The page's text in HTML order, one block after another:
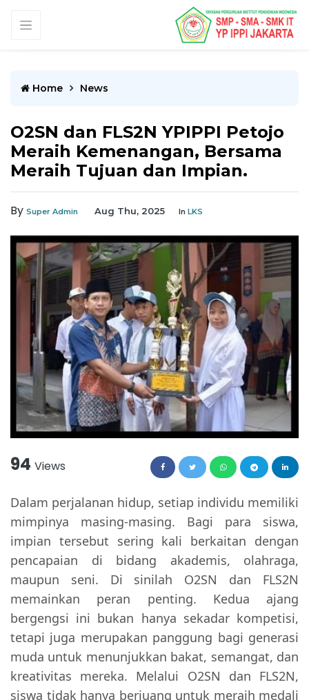
Home News
O2SN dan FLS2N YPIPPI Petojo
Meraih Kemenangan, Bersama
Meraih Tujuan dan Impian.
By Super Admin Aug Thu, 2025 In LKS
94 Views
Dalam perjalanan hidup, setiap individu memiliki
mimpinya masing-masing. Bagi para siswa,
impian tersebut sering kali berkaitan dengan
pencapaian di bidang akademis, olahraga,
maupun seni. Di sinilah O2SN dan FLS2N
memainkan peran penting. Kedua ajang
bergengsi ini bukan hanya sekadar kompetisi,
tetapi juga merupakan panggung bagi generasi
muda untuk menunjukkan bakat, semangat, dan
kreativitas mereka. Melalui O2SN dan FLS2N,
siswa tidak hanya berjuang untuk meraih medali